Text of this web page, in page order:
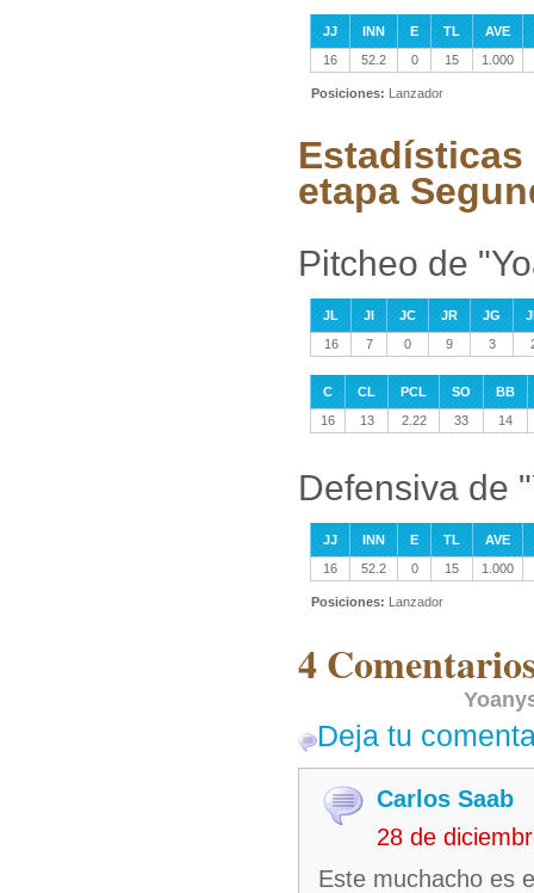
JJ INN E TL
AVE
16
52.2 0 15 1.000
Posiciones: Lanzador
Estadísticas
etapa
Pitcheo de
JL JI JC JR JG
16
7 0 9 3
C CL PCL SO
BB
16
13 2.22 33 14
Defensiva de
JJ INN E TL
AVE
16
52.2 0 15 1.000
Posiciones: Lanzador
4
Deja tu
Carlos Saab
28 de
Este muchacho es